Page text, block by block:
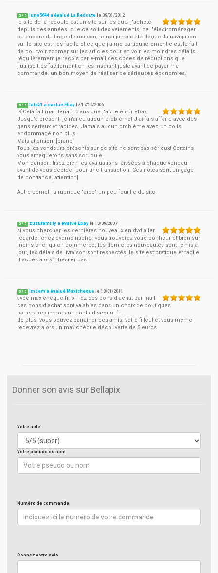
5 / 5 lune5644 a évalué La Redoute le09/01/2012
le site de la redoute est un site sur les quel j'achète
depuis des années. que ce soit des vetements, de l'électroménager
ou encore du linge de maison, je n'ai jamais été déçue. la navigation
sur le site est très facile et ce que j'aime particulièrement c'est le fait
de pourvoir zoomer sur les articles pour en voir les moindres détails.
régulièrement je reçois par e-mail des codes de réductions que
j'utilise très facilement en les insérant juste avant de payer ma
commande. un bon moyen de réaliser de sérieuses économies.
5 / 5 lola51 a évalué Ebay le17/10/2006
[9]Celà fait maintenant 3 ans que j'achète sur ebay.
Jusqu'à présent, je n'ai eu aucun problème! J'ai fais affaire avec des
gens sèrieux et rapides. Jamais aucun problème avec un colis
endommagé non plus.
Mais attention! [crane]
Tous les vendeurs présents sur ce site ne sont pas sèrieux! Certains
vous arnaquerons sans scrupule!
Mon conseil: lisez-bien les évaluations laissées à chaque vendeur
avant de vous décider pour une transaction. Ces notes sont un gage
de confiance.[attention]
Autre bémol: la rubrique "aide" un peu fouillie du site.
5 / 5 zuzufamilly a évalué Ebay le13/09/2007
si vous chercher les dernières nouveaux en dvd aller
regarder chez dvdmoinscher vous trouverez votre bonheur et bien sur
moins cher qu'en commerce, les dernières nouveautés sont remis a
jour, les délais de livraison sont respectés, le site est pratique et facile
d'accès alors n'hésiter pas
5 / 5 lmdem a évalué Maxicheque le13/01/2011
avec maxichèque.fr, offrez des bons d'achat par mail!
ces bons d'achat sont valables dans un choix de boutiques
partenaires important, dont cdiscount.fr .
de plus, vous pouvez parrainer des amis: vôtre filleul et vous-même
recevrez alors un maxichèque découverte de 5 euros
Donner son avis sur Bellapix
Votre note
Votre pseudo ou nom
Numéro de commande
Donnez votre avis